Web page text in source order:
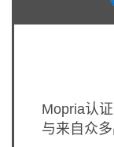
Mopria认
与来自众